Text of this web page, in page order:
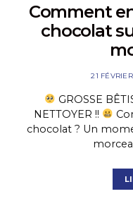
Comment
chocolat
21
GROSSE
NETTOYER !!
chocolat ? Un